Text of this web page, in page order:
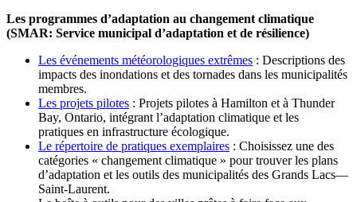
Les programmes d’adaptation au changement climatique
(SMAR: Service municipal d’adaptation et de résilience)
Les événements météorologiques extrêmes : Descriptions des
impacts des inondations et des tornades dans les municipalités
membres.
Les projets pilotes : Projets pilotes à Hamilton et à Thunder
Bay, Ontario, intégrant l’adaptation climatique et les
pratiques en infrastructure écologique.
Le répertoire de pratiques exemplaires : Choisissez une des
catégories « changement climatique » pour trouver les plans
d’adaptation et les outils des municipalités des Grands Lacs—
Saint-Laurent.